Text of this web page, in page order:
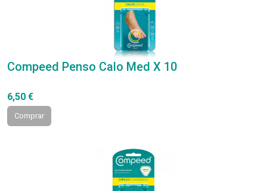
Compeed Penso Calo Med X 10
6,50 €
Comprar